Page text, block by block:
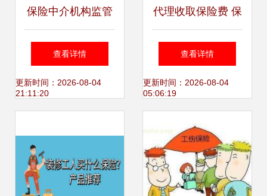
保险中介机构监管
趋严 永鑫、广华等
四家遭重罚，行业
查看详情
更新时间：2026-08-04
21:11:20
代理收取保险费 保
险代理人不会明说
的潜规则与风险
查看详情
更新时间：2026-08-04
05:06:19